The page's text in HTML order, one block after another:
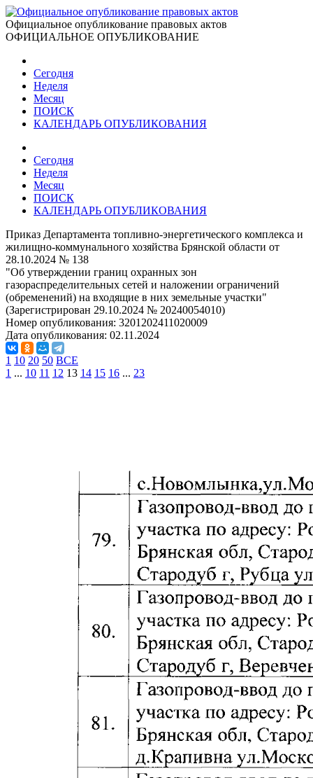
Официальное опубликование правовых актов
ОФИЦИАЛЬНОЕ ОПУБЛИКОВАНИЕ
Сегодня
Неделя
Месяц
ПОИСК
КАЛЕНДАРЬ ОПУБЛИКОВАНИЯ
Сегодня
Неделя
Месяц
ПОИСК
КАЛЕНДАРЬ ОПУБЛИКОВАНИЯ
Приказ Департамента топливно-энергетического комплекса и
жилищно-коммунального хозяйства Брянской области от
28.10.2024 № 138
"Об утверждении границ охранных зон
газораспределительных сетей и наложении ограничений
(обременений) на входящие в них земельные участки"
(Зарегистрирован 29.10.2024 № 20240054010)
Номер опубликования: 3201202411020009
Дата опубликования: 02.11.2024
1 10 20 50 ВСЕ
1 ... 10 11 12 13 14 15 16 ... 23